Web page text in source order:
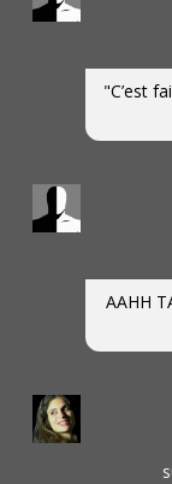
"C’est
AAHH